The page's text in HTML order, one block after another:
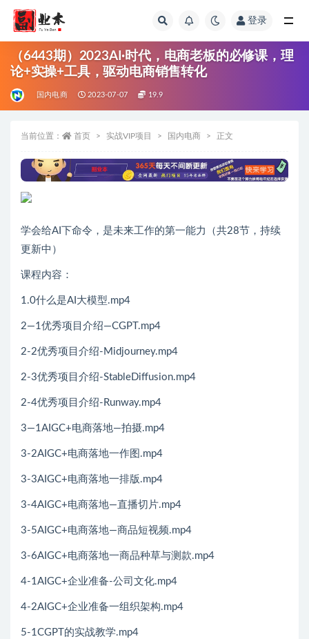
登录
（6443期）2023AI·时代，电商老板的必修课，理
论+实操+工具，驱动电商销售转化
国内电商 2023-07-07 19.9
当前位置： 首页 实战VIP项目 国内电商 正文
学会给AI下命令，是未来工作的第一能力（共28节，持续
更新中）
课程内容：
1.0什么是AI大模型.mp4
2—1优秀项目介绍—CGPT.mp4
2-2优秀项目介绍-Midjourney.mp4
2-3优秀项目介绍-StableDiffusion.mp4
2-4优秀项目介绍-Runway.mp4
3—1AIGC+电商落地—拍摄.mp4
3-2AIGC+电商落地一作图.mp4
3-3AIGC+电商落地一排版.mp4
3-4AIGC+电商落地—直播切片.mp4
3-5AIGC+电商落地—商品短视频.mp4
3-6AIGC+电商落地一商品种草与测款.mp4
4-1AIGC+企业准备-公司文化.mp4
4-2AIGC+企业准备一组织架构.mp4
5-1CGPT的实战教学.mp4